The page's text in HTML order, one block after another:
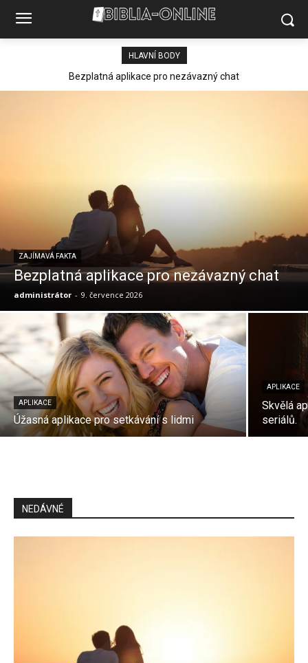
HLAVNÍ BODY
Bezplatná aplikace pro nezávazný chat
ZAJÍMAVÁ FAKTA
Bezplatná aplikace pro nezávazný chat
administrátor - 9. července 2026
APLIKACE
Úžasná aplikace pro setkávání s lidmi
APLIKACE
Skvělá
seriálů.
NEDÁVNÉ